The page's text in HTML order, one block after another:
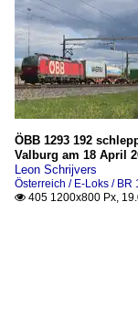
ÖBB 1293 192
Valburg am 18 April
Leon Schrijvers
Österreich / E-Loks / BR
 405 1200x800 Px,